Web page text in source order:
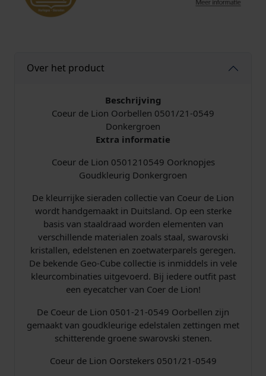
0
2
5
4
D
o
n
k
e
r
g
r
o
n
a
Over het product
Beschrijving
Coeur de Lion Oorbellen 0501/21-0549
Donkergroen
Extra informatie
Coeur de Lion 0501210549 Oorknopjes
Goudkleurig Donkergroen
De kleurrijke sieraden collectie van Coeur de Lion
wordt handgemaakt in Duitsland. Op een sterke
basis van staaldraad worden elementen van
verschillende materialen zoals staal, swarovski
kristallen, edelstenen en zoetwaterparels geregen.
De bekende Geo-Cube collectie is inmiddels in vele
kleurcombinaties uitgevoerd. Bij iedere outfit past
een eyecatcher van Coer de Lion!
De Coeur de Lion 0501-21-0549 Oorbellen zijn
gemaakt van goudkleurige edelstalen zettingen met
schitterende groene swarovski stenen.
Coeur de Lion Oorstekers 0501/21-0549